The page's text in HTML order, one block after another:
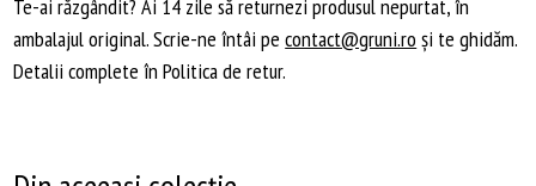
Te-ai răzgândit? Ai 14 zile să returnezi produsul nepurtat, în
ambalajul original. Scrie-ne întâi pecontact@gruni.ro și te ghidăm.
Detalii complete în Politica de retur.